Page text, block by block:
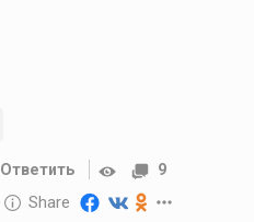
Ответить 9
Share
Reward
10 GOLOS